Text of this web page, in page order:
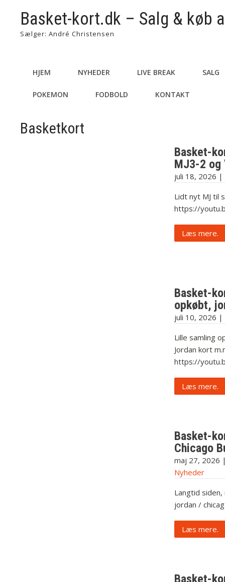
Basket-kort.dk – Salg & køb
Sælger: André Christensen
HJEM NYHEDER LIVE BREAK SALG
POKEMON FODBOLD KONTAKT
Basketkort
Basket-
MJ3-2 og
juli 18, 2026 |
Lidt nyt MJ til
https://
Læs mere.
Basket-
opkøbt,
juli 10, 2026 |
Lille samling
Jordan kort
https://
Læs mere.
Basket-
Chicago
maj 27, 2026
Nyheder
Langtid
jordan /
Læs mere.
Basket-